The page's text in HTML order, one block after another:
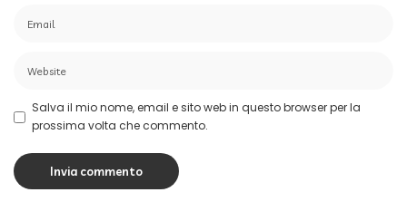
Salva il mio nome, email e sito web in questo browser per la
prossima volta che commento.